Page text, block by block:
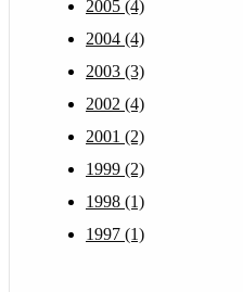
2005 (4)
2004 (4)
2003 (3)
2002 (4)
2001 (2)
1999 (2)
1998 (1)
1997 (1)